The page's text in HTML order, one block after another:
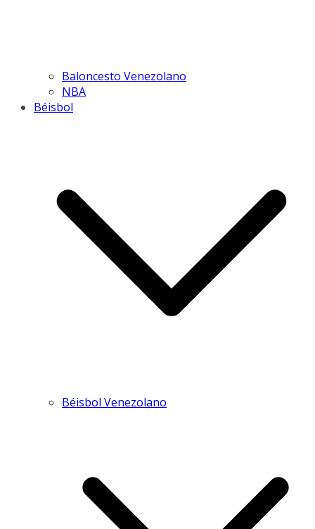
Baloncesto Venezolano
NBA
Béisbol
Béisbol Venezolano